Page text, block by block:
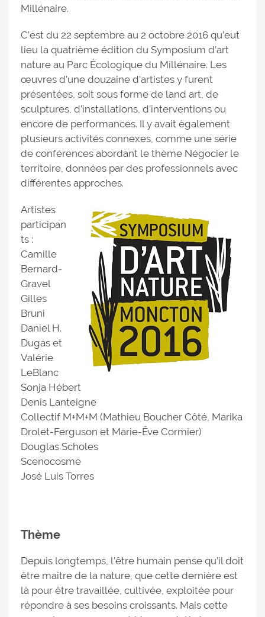
Millénaire.
C’est du 22 septembre au 2 octobre 2016 qu’eut
lieu la quatrième édition du Symposium d’art
nature au Parc Écologique du Millénaire. Les
œuvres d’une douzaine d’artistes y furent
présentées, soit sous forme de land art, de
sculptures, d’installations, d’interventions ou
encore de performances. Il y avait également
plusieurs activités connexes, comme une série
de conférences abordant le thème Négocier le
territoire, données par des professionnels avec
différentes approches.
Artistes
participan
ts :
Camille
Bernard-
Gravel
Gilles
Bruni
Daniel H.
Dugas et
Valérie
LeBlanc
Sonja Hébert
Denis Lanteigne
Collectif M+M+M (Mathieu Boucher Côté, Marika
Drolet-Ferguson et Marie-Êve Cormier)
Douglas Scholes
Scenocosme
José Luis Torres
Thème
Depuis longtemps, l’être humain pense qu’il doit
être maître de la nature, que cette dernière est
là pour être travaillée, cultivée, exploitée pour
répondre à ses besoins croissants. Mais cette